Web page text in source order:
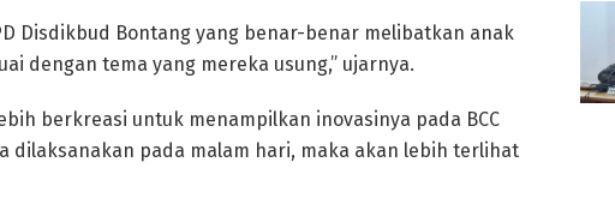
Disdikbud Bontang yang benar-benar melibatkan anak
dengan tema yang mereka usung,” ujarnya.
berkreasi untuk menampilkan inovasinya pada BCC
dilaksanakan pada malam hari, maka akan lebih terlihat